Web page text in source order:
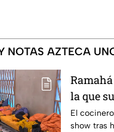
NOTAS AZTECA
la que
El
show tras